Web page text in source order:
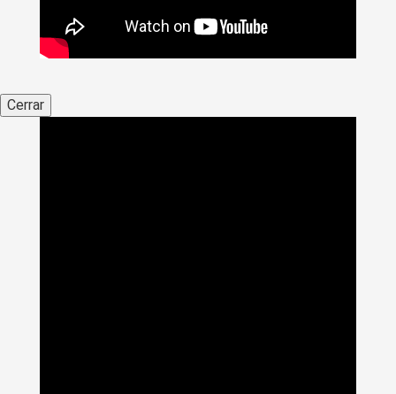
Cerrar